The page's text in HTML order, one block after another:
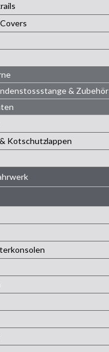
& Zubehör
Kotschutzlappen